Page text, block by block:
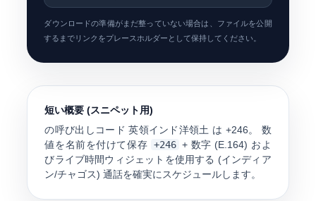
ダウンロードの準備がまだ整っていない場合は、ファイルを公開
するまでリンクをプレースホルダーとして保持してください。
短い概要 (スニペット用)
の呼び出しコード英領インド洋領土 は +246。 数
値を名前を付けて保存 +246 + 数字 (E.164) およ
びライブ時間ウィジェットを使用する (インディア
ン/チャゴス) 通話を確実にスケジュールします。